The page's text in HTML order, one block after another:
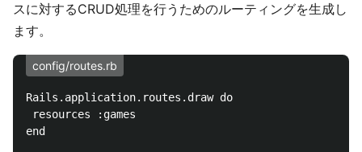
スに対するCRUD処理を行うためのルーティングを生成し
ます。
config/routes.rb
Rails.application.routes.draw do
resources :games
end